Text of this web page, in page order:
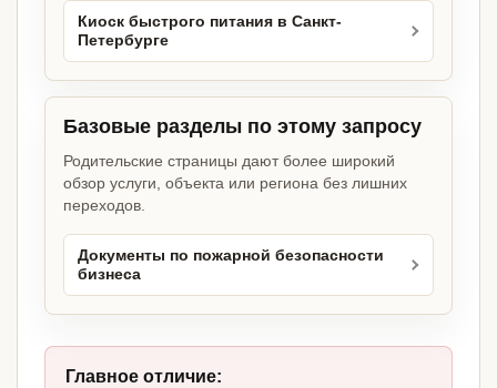
Киоск быстрого питания в Санкт-
Петербурге
Базовые разделы по этому запросу
Родительские страницы дают более широкий
обзор услуги, объекта или региона без лишних
переходов.
Документы по пожарной безопасности
бизнеса
Главное отличие: